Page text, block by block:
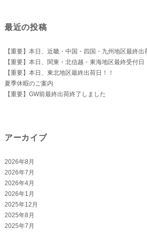
最近の投稿
【重要】本日、近畿・中国・四国・九州地区最終出
【重要】本日、関東・北信越・東海地区最終受付日
【重要】本日、東北地区最終出荷日！！
夏季休暇のご案内
【重要】GW前最終出荷終了しました
アーカイブ
2026年8月
2026年7月
2026年4月
2026年1月
2025年12月
2025年8月
2025年7月